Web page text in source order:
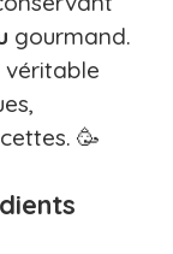
gourmand.
véritable
🥳